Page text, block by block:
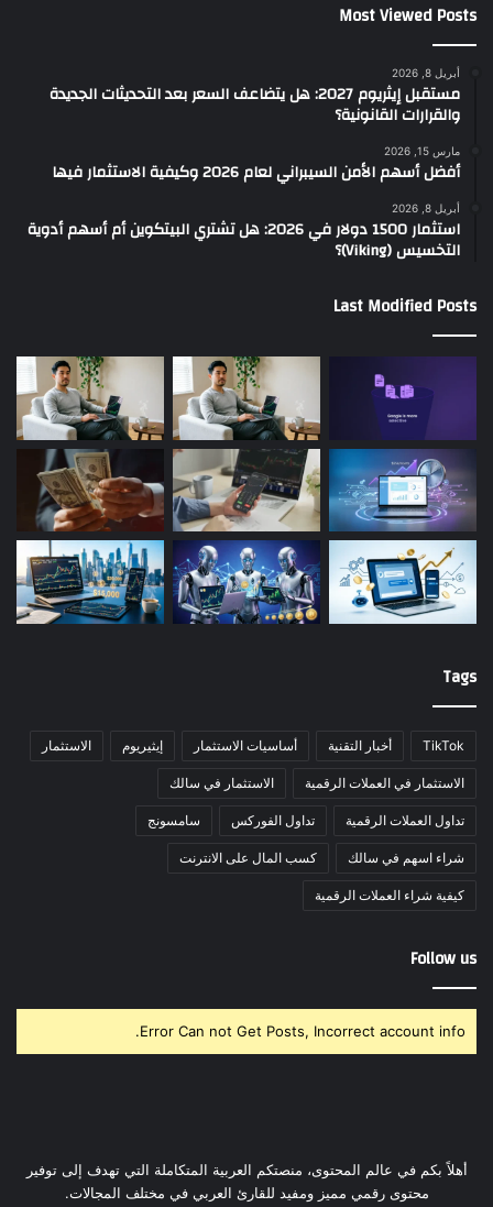
Most Viewed Posts
أبريل 8, 2026
مستقبل إيثريوم 2027: هل يتضاعف السعر بعد التحديثات الجديدة
والقرارات القانونية؟
مارس 15, 2026
أفضل أسهم الأمن السيبراني لعام 2026 وكيفية الاستثمار فيها
أبريل 8, 2026
استثمار 1500 دولار في 2026: هل تشتري البيتكوين أم أسهم أدوية
التخسيس (Viking)؟
Last Modified Posts
Tags
TikTok أخبار التقنية أساسيات الاستثمار إيثيريوم الاستثمار
الاستثمار في العملات الرقمية الاستثمار في سالك
تداول العملات الرقمية تداول الفوركس سامسونج
شراء اسهم في سالك كسب المال على الانترنت
كيفية شراء العملات الرقمية
Follow us
Error Can not Get Posts, Incorrect account info.
أهلاً بكم في عالم المحتوى، منصتكم العربية المتكاملة التي تهدف إلى توفير
محتوى رقمي مميز ومفيد للقارئ العربي في مختلف المجالات.